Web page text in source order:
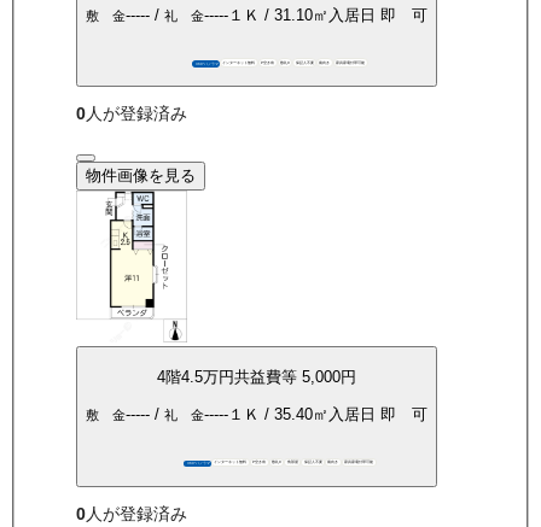
敷 金-----/ 礼 金-----１Ｋ / 31.10㎡ 入居日 即 可
360°パノラマ インターネット無料 P空き有 敷礼0 保証人不要 南向き 家具家電付帯可能
0人が登録済み
物件画像を見る
4階4.5万円共益費等 5,000円
敷 金-----/ 礼 金-----１Ｋ / 35.40㎡ 入居日 即 可
360°パノラマ インターネット無料 P空き有 敷礼0 角部屋 保証人不要 南向き 家具家電付帯可能
0人が登録済み